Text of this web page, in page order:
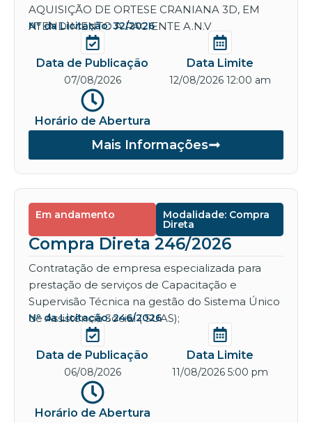
AQUISIÇÃO DE ORTESE CRANIANA 3D, EM
ATENDIMENTO A PACIENTE A.N.V
Nº da Licitação: 32/2026
Data de Publicação
07/08/2026
Data Limite
12/08/2026 12:00 am
Horário de Abertura
Mais Informações
Em andamento Modalidade: Compra
Direta
Compra Direta 246/2026
Contratação de empresa especializada para
prestação de serviços de Capacitação e
Supervisão Técnica na gestão do Sistema Único
de Assistência Social ( SUAS);
Nº da Licitação: 246/2026
Data de Publicação
06/08/2026
Data Limite
11/08/2026 5:00 pm
Horário de Abertura